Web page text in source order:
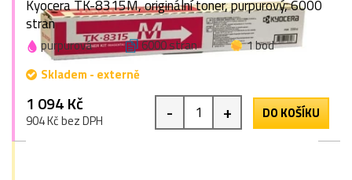
Kyocera TK-8315M, originální toner, purpurový, 6000
stran
purpurová 6000 stran
1 bod
Skladem - externě
1 094 Kč
904 Kč bez DPH - + DO KOŠÍKU